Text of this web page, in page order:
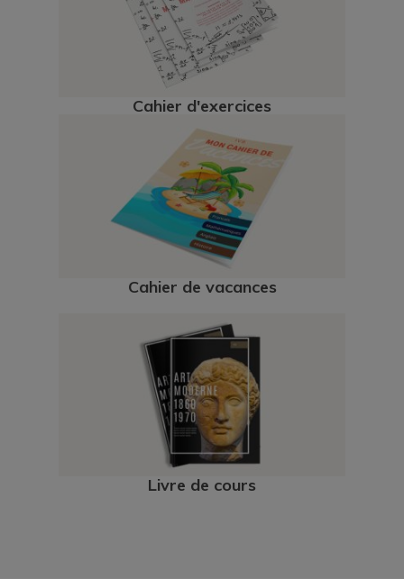
Cahier d'exercices
Cahier de vacances
Livre de cours